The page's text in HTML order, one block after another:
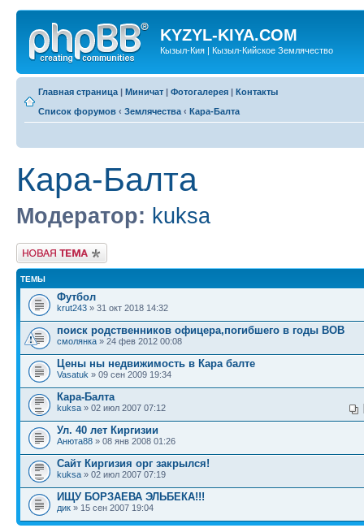
KYZYL-KIYA.COM
Кызыл-Кия | Кызыл-Кийское Землячество
Главная страница | Миничат | Фотогалерея | Контакты
Список форумов ‹ Землячества ‹ Кара-Балта
Кара-Балта
Модератор: kuksa
Новая тема
ТЕМЫ
Футбол
krut243 » 31 окт 2018 14:32
поиск родственников офицера,погибшего в годы ВОВ
смолянка » 24 фев 2012 00:08
Цены ны недвижимость в Кара балте
Vasatuk » 09 сен 2009 19:34
Кара-Балта
kuksa » 02 июл 2007 07:12
Ул. 40 лет Киргизии
Анюта88 » 08 янв 2008 01:26
Сайт Киргизия орг закрылся!
kuksa » 02 июл 2007 07:19
ИЩУ БОРЗАЕВА ЭЛЬБЕКА!!!
дик » 15 сен 2007 19:04